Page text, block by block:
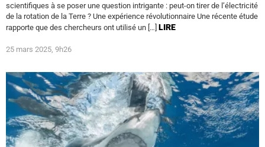
scientifiques à se poser une question intrigante : peut-on tirer de l’électricité
de la rotation de la Terre ? Une expérience révolutionnaire Une récente étude
rapporte que des chercheurs ont utilisé un […] LIRE
25 mars 2025, 9h26